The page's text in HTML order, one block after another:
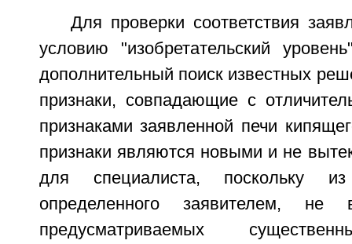
Для проверки соответствия
условию "изобретательский
дополнительный поиск известных
признаки, совпадающие с
признаками заявленной печи
признаки являются новыми и не
для специалиста, поскольку
определенного заявителем, не
предусматриваемых